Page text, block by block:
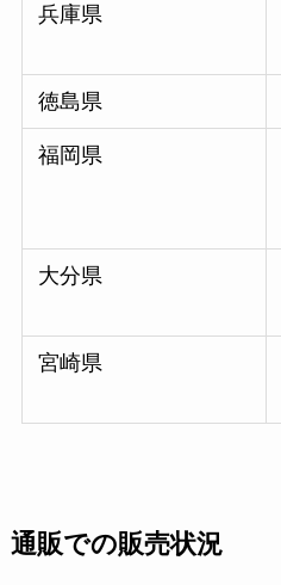
兵庫県
徳島県
福岡県
大分県
宮崎県
通販での販売状況